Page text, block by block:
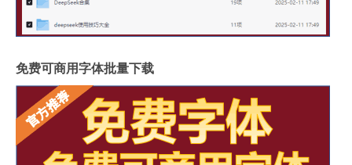
免费可商用字体批量下载